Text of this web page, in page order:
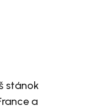
stánok
a